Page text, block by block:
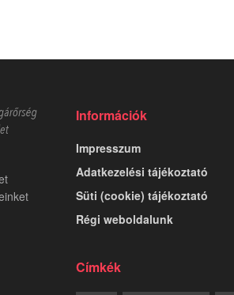
Információk
Impresszum
Adatkezelési tájékoztató
Süti (cookie) tájékoztató
Régi weboldalunk
Címkék